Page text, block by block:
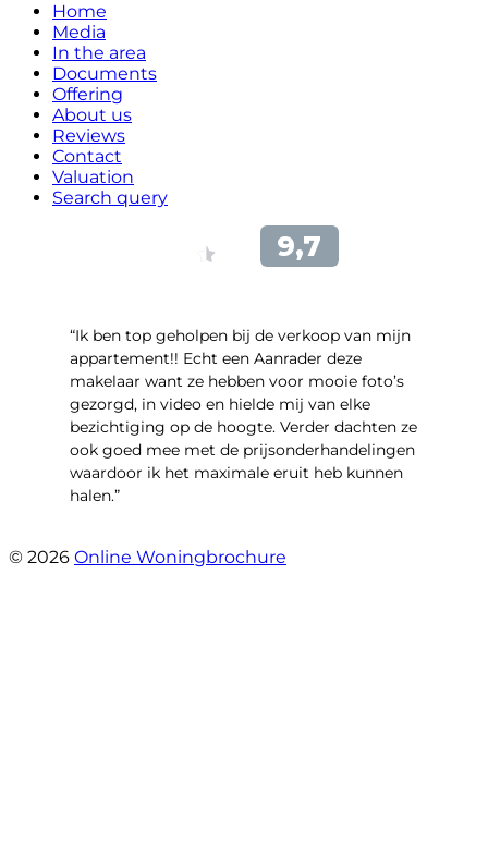
Home
Media
In the area
Documents
Offering
About us
Reviews
Contact
Valuation
Search query
“Ik ben top geholpen bij de verkoop van mijn
appartement!! Echt een Aanrader deze
makelaar want ze hebben voor mooie foto’s
gezorgd, in video en hielde mij van elke
bezichtiging op de hoogte. Verder dachten ze
ook goed mee met de prijsonderhandelingen
waardoor ik het maximale eruit heb kunnen
halen.”
© 2026 Online Woningbrochure